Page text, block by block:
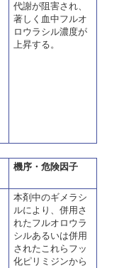
代謝が阻害され、
著しく血中フルオ
ロウラシル濃度が
上昇する。
機序・危険因子
本剤中のギメラシ
ルにより、併用さ
れたフルオロウラ
シルあるいは併用
されたこれらフッ
化ピリミジンから